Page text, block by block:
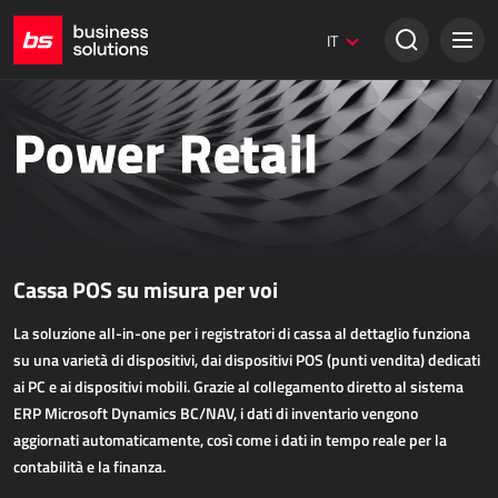
IT
Siti web Umbraco
Soluzioni creative
VENDITA TRADIZIONALE
Dynamics 365 Business Central
VENDITA ONLINE
AllForEcommerce
AllForNextGen
AllForWeb
Potenziare le vendite online
Power Retail
Cassa POS su misura per voi
La soluzione all-in-one per i registratori di cassa al dettaglio funziona
su una varietà di dispositivi, dai dispositivi POS (punti vendita) dedicati
ai PC e ai dispositivi mobili. Grazie al collegamento diretto al sistema
ERP Microsoft Dynamics BC/NAV, i dati di inventario vengono
aggiornati automaticamente, così come i dati in tempo reale per la
contabilità e la finanza.